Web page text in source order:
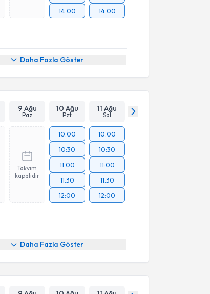
14:00
14:00
Daha Fazla Göster
9 Ağu
Paz
10 Ağu
Pzt
11 Ağu
Sal
Takvim
kapalıdır
10:00
10:30
11:00
11:30
12:00
10:00
10:30
11:00
11:30
12:00
Daha Fazla Göster